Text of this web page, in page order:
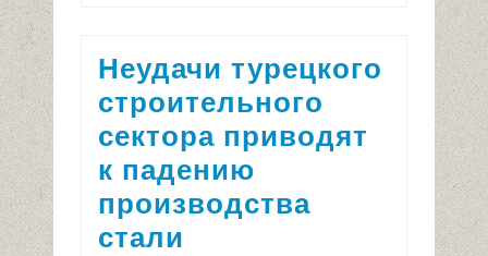
Неудачи турецкого
строительного
сектора приводят
к падению
производства
стали